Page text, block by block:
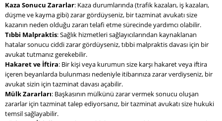
Kaza Sonucu Zararlar: Kaza durumlarında (trafik kazaları, iş kazaları,
düşme ve kayma gibi) zarar gördüyseniz, bir tazminat avukatı size
kazanın neden olduğu zararı telafi etme sürecinde yardımcı olabilir.
Tıbbi Malpraktis: Sağlık hizmetleri sağlayıcılarından kaynaklanan
hatalar sonucu ciddi zarar gördüyseniz, tıbbi malpraktis davası için bir
avukat tutmanız gerekebilir.
Hakaret ve İftira: Bir kişi veya kurumun size karşı hakaret veya iftira
içeren beyanlarda bulunması nedeniyle itibarınıza zarar verdiyseniz, bir
avukat sizin için tazminat davası açabilir.
Mülk Zararları: Başkasının mülkünü zarar vermek sonucu oluşan
zararlar için tazminat talep ediyorsanız, bir tazminat avukatı size hukuki
temsil sağlayabilir.